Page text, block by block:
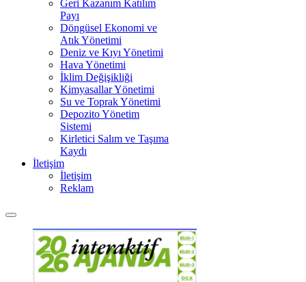
Geri Kazanım Katılım
Payı
Döngüsel Ekonomi ve
Atık Yönetimi
Deniz ve Kıyı Yönetimi
Hava Yönetimi
İklim Değişikliği
Kimyasallar Yönetimi
Su ve Toprak Yönetimi
Depozito Yönetim
Sistemi
Kirletici Salım ve Taşıma
Kaydı
İletişim
İletişim
Reklam